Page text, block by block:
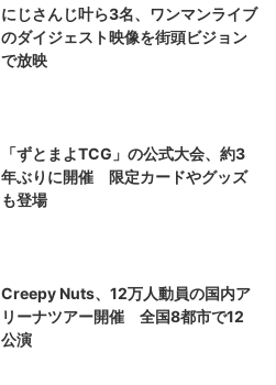
にじさんじ叶ら3名、ワンマンライブ
のダイジェスト映像を街頭ビジョン
で放映
「ずとまよTCG」の公式大会、約3
年ぶりに開催 限定カードやグッズ
も登場
Creepy Nuts、12万人動員の国内ア
リーナツアー開催 全国8都市で12
公演